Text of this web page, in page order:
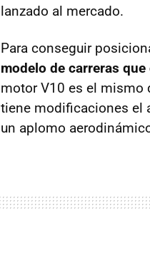
lanzado al mercado.
Para conseguir
modelo de carreras
motor V10 es el mismo
tiene modificaciones el
un aplomo